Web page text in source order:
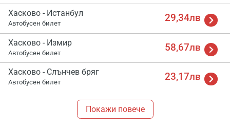
Хасково - Истанбул
Автобусен билет 29,34лв
Хасково - Измир
Автобусен билет 58,67лв
Хасково - Слънчев бряг
Автобусен билет 23,17лв
Покажи повече